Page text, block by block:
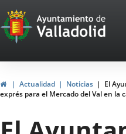
Portal
Web
del
de
Valladolid
HomeActualidad Noticias
El
exprés para el Mercado del Val en la